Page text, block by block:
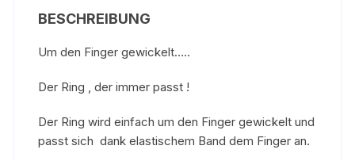
BESCHREIBUNG
Um den Finger gewickelt…..
Der Ring , der immer passt !
Der Ring wird einfach um den Finger gewickelt und
passt sich dank elastischem Band dem Finger an.